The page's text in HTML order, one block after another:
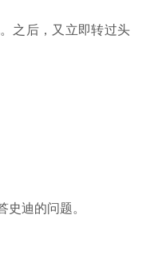
之后，又立即转过头
迪的问题。